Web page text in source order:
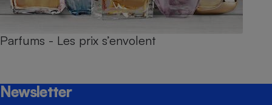
Parfums - Les prix s’envolent
Newsletter